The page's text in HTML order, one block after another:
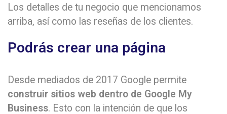
Los detalles de tu negocio que mencionamos
arriba, así como las reseñas de los clientes.
Podrás crear una página
Desde mediados de 2017 Google permite
construir sitios web dentro de Google My
Business. Esto con la intención de que los